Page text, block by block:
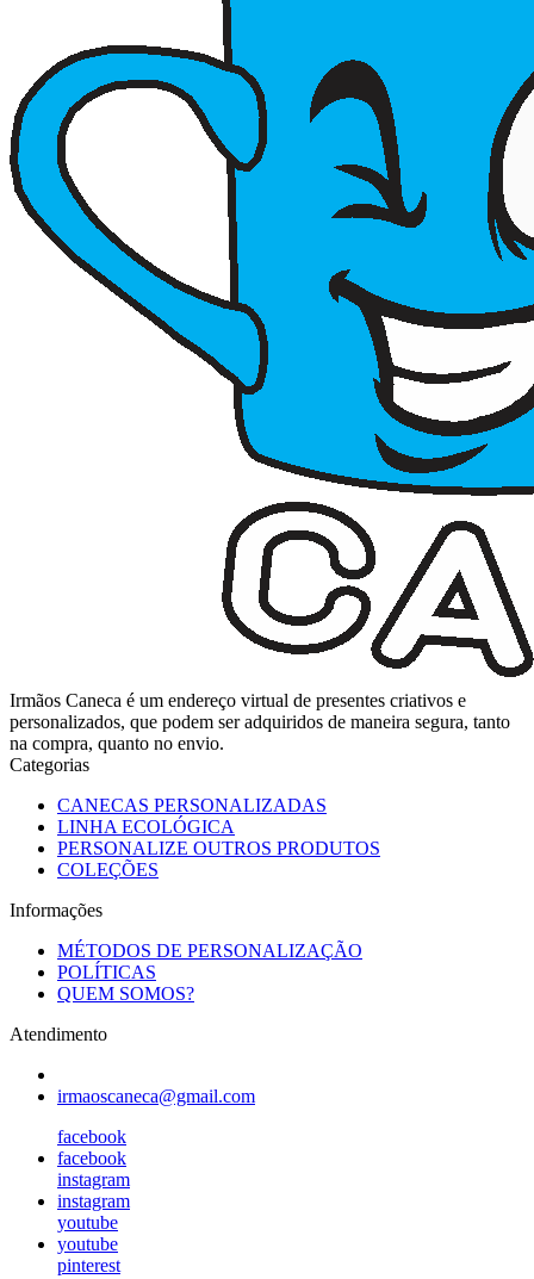
Irmãos Caneca é um endereço virtual de presentes criativos e
personalizados, que podem ser adquiridos de maneira segura, tanto
na compra, quanto no envio.
Categorias
CANECAS PERSONALIZADAS
LINHA ECOLÓGICA
PERSONALIZE OUTROS PRODUTOS
COLEÇÕES
Informações
MÉTODOS DE PERSONALIZAÇÃO
POLÍTICAS
QUEM SOMOS?
Atendimento
irmaoscaneca@gmail.com
facebook
facebook
instagram
instagram
youtube
youtube
pinterest